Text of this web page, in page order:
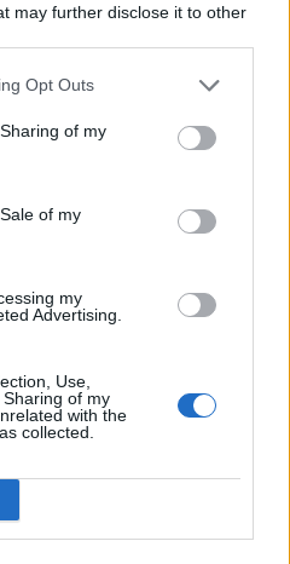
may further disclose it to other
Opt Outs
of my
of my
my
Advertising.
Use,
of my
with the
collected.
Metlen: Ρεκόρ EBITDA στο α'
εξάμηνο, στα 550 εκατ. ευρώ –
στην KG Mobility
Ατρόμητος και Novibet
συνεχίζουν μαζί: Ανανέωση της
στη διεθνή σειρά δεικτών